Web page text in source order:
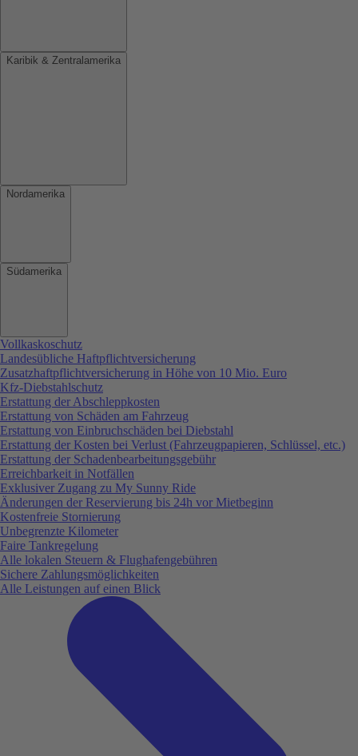
Karibik & Zentralamerika
Nordamerika
Südamerika
Vollkaskoschutz
Landesübliche Haftpflichtversicherung
Zusatzhaftpflichtversicherung in Höhe von 10 Mio. Euro
Kfz-Diebstahlschutz
Erstattung der Abschleppkosten
Erstattung von Schäden am Fahrzeug
Erstattung von Einbruchschäden bei Diebstahl
Erstattung der Kosten bei Verlust (Fahrzeugpapieren, Schlüssel, etc.)
Erstattung der Schadenbearbeitungsgebühr
Erreichbarkeit in Notfällen
Exklusiver Zugang zu My Sunny Ride
Änderungen der Reservierung bis 24h vor Mietbeginn
Kostenfreie Stornierung
Unbegrenzte Kilometer
Faire Tankregelung
Alle lokalen Steuern & Flughafengebühren
Sichere Zahlungsmöglichkeiten
Alle Leistungen auf einen Blick